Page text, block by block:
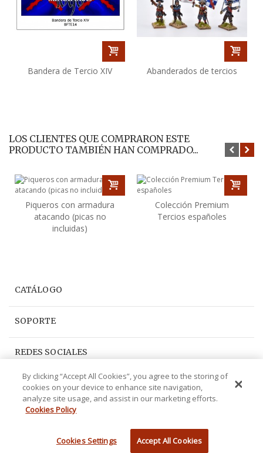
Bandera de Tercio XIV Abanderados de tercios
LOS CLIENTES QUE COMPRARON ESTE
PRODUCTO TAMBIÉN HAN COMPRADO...
Piqueros con armadura
atacando (picas no
incluidas)
Colección Premium
Tercios españoles
CATÁLOGO
SOPORTE
REDES SOCIALES
© 2016 1898miniaturas.com -
Sig.
By clicking “Accept All Cookies”, you agree to the storing of
cookies on your device to enhance site navigation,
analyze site usage, and assist in our marketing efforts.
Cookies Policy
Cookies Settings Accept All Cookies